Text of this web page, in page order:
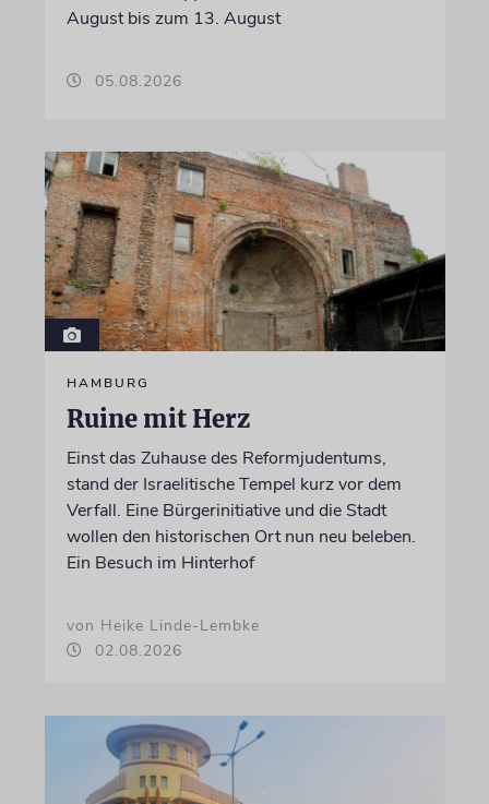
August bis zum 13. August
05.08.2026
HAMBURG
Ruine mit Herz
Einst das Zuhause des Reformjudentums,
stand der Israelitische Tempel kurz vor dem
Verfall. Eine Bürgerinitiative und die Stadt
wollen den historischen Ort nun neu beleben.
Ein Besuch im Hinterhof
von Heike Linde-Lembke
02.08.2026